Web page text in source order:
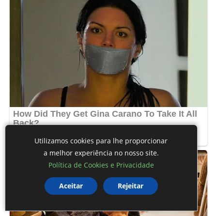
Utilizamos cookies para lhe proporcionar
a melhor experiência no nosso site.
Política de Cookies e Privacidade
Aceitar Rejeitar